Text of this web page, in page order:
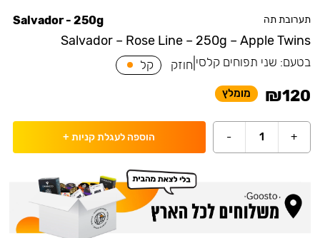
תערובת תה
Salvador – Rose Line – 250g – Apple Twins
Salvador - 250g
בטעם: שני תפוחים קלסי חוזק קל
₪120 מומלץ
+
1
- הוספה לעגלת קניות +